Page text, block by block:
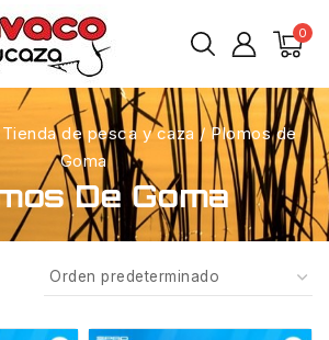
0
Tienda de pesca y caza / Plomos de
Goma
De Goma